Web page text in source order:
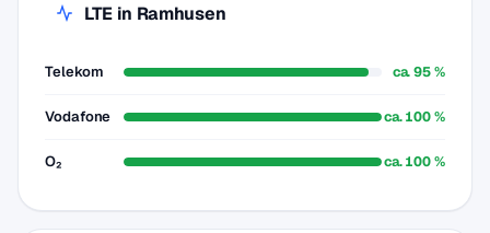
LTE in Ramhusen
Telekom ca. 95 %
Vodafone ca. 100 %
O₂ ca. 100 %